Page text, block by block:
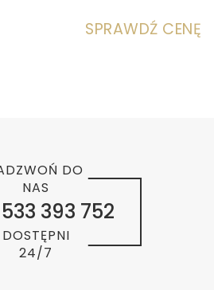
SPRAWDŹ CENĘ
393 752
DO
NAS
DOSTĘPNI
24/7